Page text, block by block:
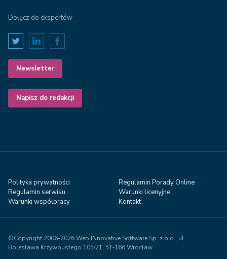
Dołącz do ekspertów
Newsletter
Napisz do redakcji
Polityka prywatności
Regulamin Porady Online
Regulamin serwisu
Warunki licenyjne
Warunki współpracy
Kontakt
©Copyright 2006-2026 Web INnovative Software Sp. z o.o., ul.
Bolesława Krzywoustego 105/21, 51‑166 Wrocław